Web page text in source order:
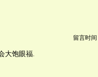
留言时间
大饱眼福.